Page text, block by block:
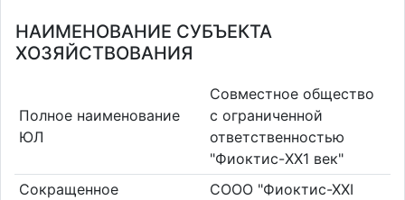
НАИМЕНОВАНИЕ СУБЪЕКТА
ХОЗЯЙСТВОВАНИЯ
Полное наименование
ЮЛ
Совместное общество
с ограниченной
ответственностью
"Фиоктис-XX1 век"
Сокращенное
СООО "Фиоктис-ХХI